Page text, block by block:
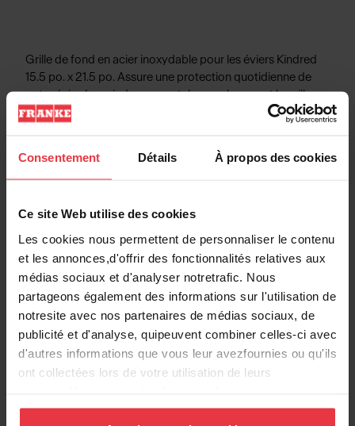
Consentement Détails À propos des cookies
Ce site Web utilise des cookies
Les cookies nous permettent de personnaliser le contenu
et les annonces,d'offrir des fonctionnalités relatives aux
médias sociaux et d'analyser notretrafic. Nous
partageons également des informations sur l'utilisation de
notresite avec nos partenaires de médias sociaux, de
publicité et d'analyse, quipeuvent combiner celles-ci avec
d'autres informations que vous leur avezfournies ou qu'ils
ont collectées lors de votre utilisation de leurs
continuez à utiliser notre site Web.
Grille de fond en acier inoxydable pour les éviers Kindred
15.5 po. x 21.5 po. Assure une protection quotidienne de
votre évier. Les pieds en caoutchouc rehaussent la grille
par rapport au fond de l’évier et assurent ainsi une
Informations produits
Information produit